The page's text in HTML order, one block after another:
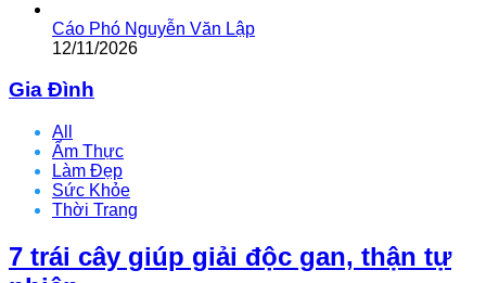
Cáo Phó Nguyễn Văn Lập
12/11/2026
Gia Đình
All
Ẩm Thực
Làm Đẹp
Sức Khỏe
Thời Trang
7 trái cây giúp giải độc gan, thận tự